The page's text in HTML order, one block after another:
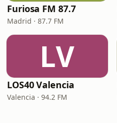
Furiosa FM 87.7
Madrid · 87.7 FM
LV
LOS40 Valencia
Valencia · 94.2 FM